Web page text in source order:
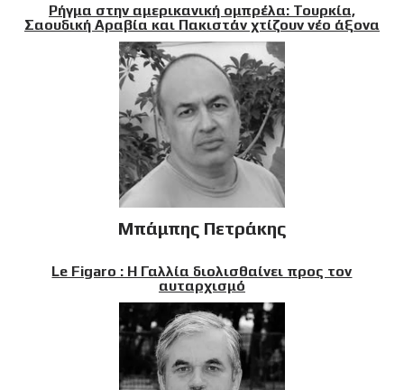
Ρήγμα στην αμερικανική ομπρέλα: Τουρκία,
Σαουδική Αραβία και Πακιστάν χτίζουν νέο άξονα
Μπάμπης Πετράκης
Le Figaro : Η Γαλλία διολισθαίνει προς τον
αυταρχισμό